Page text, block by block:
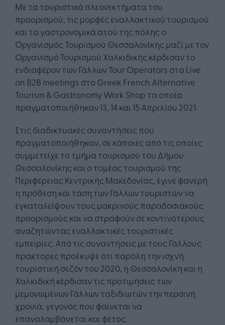
Με τα τουριστικά πλεονεκτήματα του
προορισμού, τις μορφές εναλλακτικού τουρισμού
και τα γαστρονομικά ατού της πόλης ο
Οργανισμός Τουρισμού Θεσσαλονίκης μαζί με τον
Οργανισμό Τουρισμού Χαλκιδικής κέρδισαν το
ενδιαφέρον των Γάλλων Tour Operators στα Live
on B2B meetings στο Greek French Alternative
Tourism & Gastronomy Work Shop τα οποία
πραγματοποιήθηκαν 13, 14 και 15 Απριλίου 2021.
Στις διαδικτυακές συναντήσεις που
πραγματοποιήθηκαν, σε κάποιες από τις οποίες
συμμετείχε το τμήμα τουρισμού του Δήμου
Θεσσαλονίκης και ο τομέας τουρισμού της
Περιφέρειας Κεντρικής Μακεδονίας, έγινε φανερή
η πρόθεση και τάση των Γάλλων τουριστών να
εγκαταλείψουν τους μακρινούς παραδοσιακούς
προορισμούς και να στραφούν σε κοντινότερους
αναζητώντας εναλλακτικές τουριστικές
εμπειρίες. Από τις συναντήσεις με τους Γάλλους
πράκτορες προέκυψε ότι παρόλη την ισχνή
τουριστική σεζόν του 2020, η Θεσσαλονίκη και η
Χαλκιδική κέρδισαν τις προτιμήσεις των
μεμονωμένων Γάλλων ταξιδιωτών την περσινή
χρονιά, γεγονός που φαίνεται να
επαναλαμβάνεται και φέτος.